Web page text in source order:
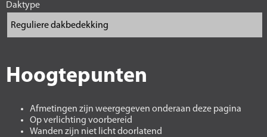
Daktype
Hoogtepunten
Afmetingen zijn weergegeven onderaan deze pagina
Op verlichting voorbereid
Wanden zijn niet licht doorlatend